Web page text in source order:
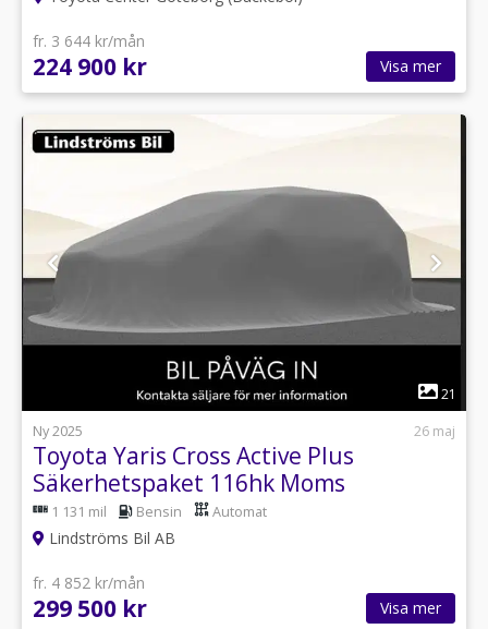
fr. 3 644 kr/mån
224 900 kr Visa mer
1
21
Ny 2025
26 maj
Toyota Yaris Cross Active Plus
Säkerhetspaket 116hk Moms
1 131 mil Bensin Automat
Lindströms Bil AB
fr. 4 852 kr/mån
299 500 kr Visa mer